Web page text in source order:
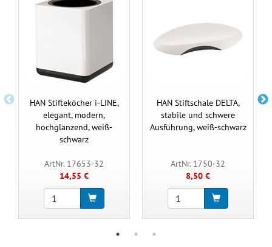
HAN Stifteköcher i-LINE,
elegant, modern,
hochglänzend, weiß-
schwarz
ArtNr. 17653-32
14,55 €
HAN Stiftschale DELTA,
stabile und schwere
Ausführung, weiß-schwarz
ArtNr. 1750-32
8,50 €